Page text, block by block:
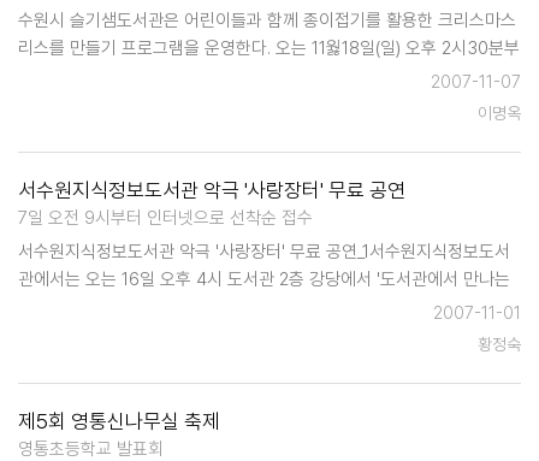
수원시 슬기샘도서관은 어린이들과 함께 종이접기를 활용한 크리스마스
리스를 만들기 프로그램을 운영한다. 오는 11웛18일(일) 오후 2시30분부
터 4시30분까지 슬기샘 도서관 2층 어울림터에서 실시되는 이 프로그램
의 참가 대상은 초등학생으로 선착순 20명으로서 이달 15일 오전 9시부
2007-11-07
이명옥
서수원지식정보도서관 악극 '사랑장터' 무료 공연
7일 오전 9시부터 인터넷으로 선착순 접수
서수원지식정보도서관 악극 '사랑장터' 무료 공연_1서수원지식정보도서
관에서는 오는 16일 오후 4시 도서관 2층 강당에서 '도서관에서 만나는
가을공연-악극 사랑장터'를 무료로 공연한다. '악극 사랑장터'는 경기도
문화의 전당 후원사업인 경기도민을 위한 찾아가는 문화활동 사업의 일
2007-11-01
황정숙
제5회 영통신나무실 축제
영통초등학교 발표회